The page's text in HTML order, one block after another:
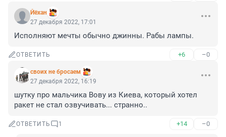
Йёхан
27 декабря 2022, 17:01
Исполняют мечты обычно джинны. Рабы лампы.
ОТВЕТИТЬ +6 –0
своих не бросаем
27 декабря 2022, 16:19
шутку про мальчика Вову из Киева, который хотел
ракет не стал озвучивать... странно..
ОТВЕТИТЬ 1 +14 –0